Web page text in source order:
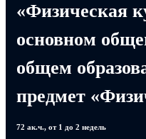
«Физическая
основном
общем
предмет
72 ак.ч., от 1 до 2 недель